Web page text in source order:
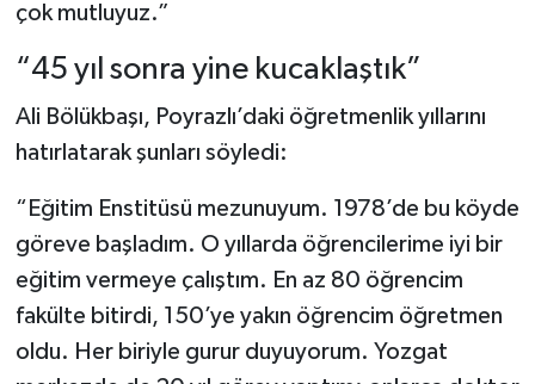
çok mutluyuz.”
“45 yıl sonra yine kucaklaştık”
Ali Bölükbaşı, Poyrazlı’daki öğretmenlik yıllarını
hatırlatarak şunları söyledi:
“Eğitim Enstitüsü mezunuyum. 1978’de bu köyde
göreve başladım. O yıllarda öğrencilerime iyi bir
eğitim vermeye çalıştım. En az 80 öğrencim
fakülte bitirdi, 150’ye yakın öğrencim öğretmen
oldu. Her biriyle gurur duyuyorum. Yozgat